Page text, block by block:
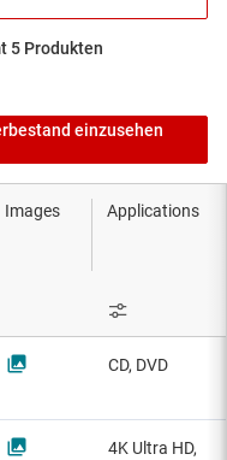
5 Produkten
einzusehen
Applications
Images
CD, DVD
4K Ultra HD,